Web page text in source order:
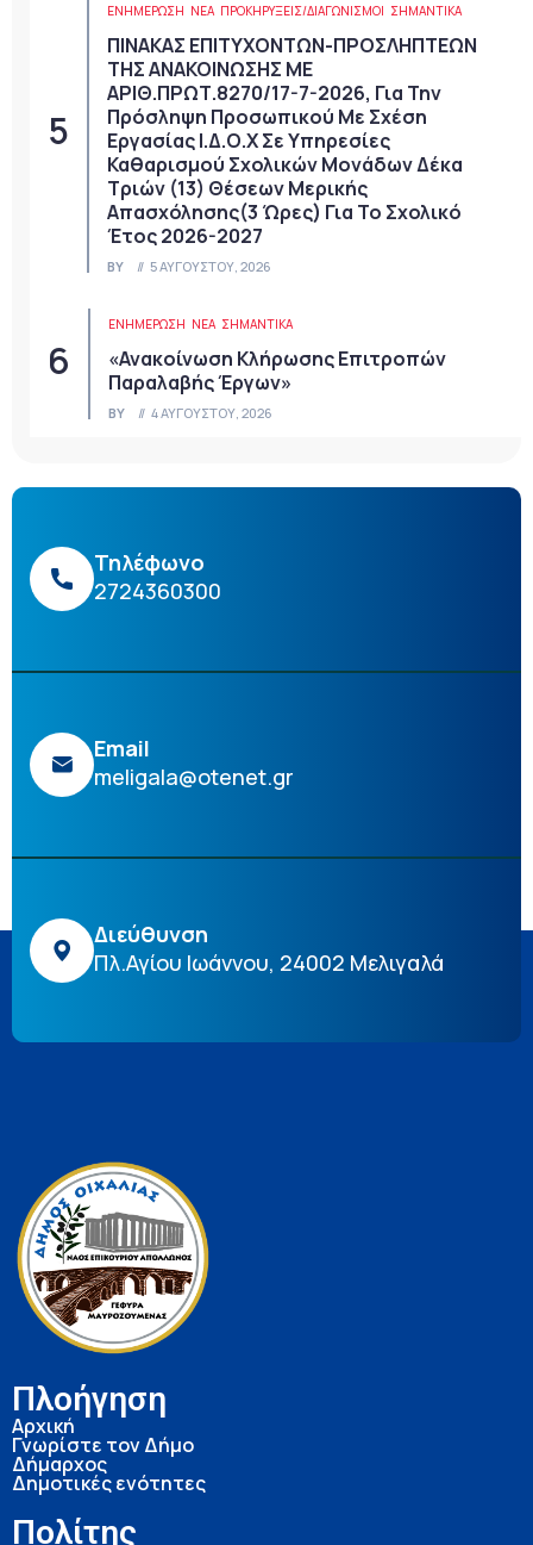
ΕΝΗΜΕΡΩΣΗ ΝΈΑ ΠΡΟΚΗΡΎΞΕΙΣ/ΔΙΑΓΩΝΙΣΜΟΊ ΣΗΜΑΝΤΙΚΆ
ΠΙΝΑΚΑΣ ΕΠΙΤΥΧΟΝΤΩΝ-ΠΡΟΣΛΗΠΤΕΩΝ
ΤΗΣ ΑΝΑΚΟΙΝΩΣΗΣ ΜΕ
ΑΡΙΘ.ΠΡΩΤ.8270/17-7-2026, Για Την
Πρόσληψη Προσωπικού Με Σχέση
Εργασίας Ι.Δ.Ο.Χ Σε Υπηρεσίες
Καθαρισμού Σχολικών Μονάδων Δέκα
Τριών (13) Θέσεων Μερικής
Απασχόλησης(3 Ώρες) Για Το Σχολικό
Έτος 2026-2027
BY 5 ΑΥΓΟΎΣΤΟΥ, 2026
ΕΝΗΜΕΡΩΣΗ ΝΈΑ ΣΗΜΑΝΤΙΚΆ
«Ανακοίνωση Κλήρωσης Επιτροπών
Παραλαβής Έργων»
BY 4 ΑΥΓΟΎΣΤΟΥ, 2026
Τηλέφωνο
2724360300
Email
meligala@otenet.gr
Διεύθυνση
Πλ.Αγίου Ιωάννου, 24002 Μελιγαλά
Πλοήγηση
Αρχική
Γνωρίστε τον Δήμο
Δήμαρχος
Δημοτικές ενότητες
Πολίτης